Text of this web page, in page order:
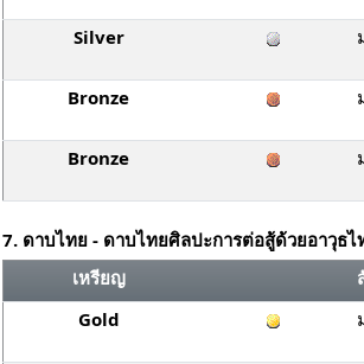
Silver
Bronze
Bronze
7. ดาบไทย - ดาบไทยศิลปะการต่อสู้ด้วยอาวุธ
เหรียญ
Gold